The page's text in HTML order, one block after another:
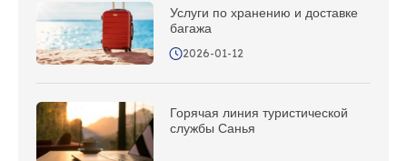
Услуги по хранению и доставке
багажа
2026-01-12
Горячая линия туристической
службы Санья